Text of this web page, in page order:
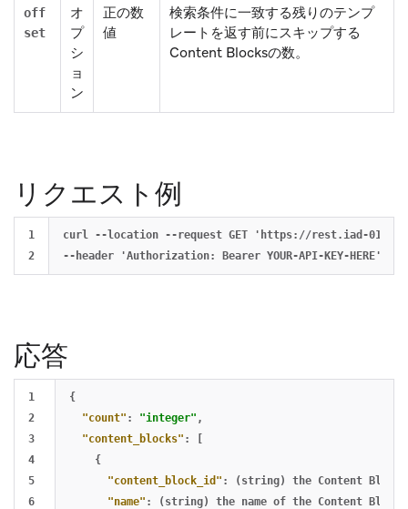
off
set
オ
プ
シ
ョ
ン
正の数
値
検索条件に一致する残りのテンプ
レートを返す前にスキップする
Content Blocksの数。
リクエスト例
1
curl --location --request GET 'https://rest.iad-
応答
1
2
3
4
5
6
{
"count" : "integer" ,
"content_blocks" :
[
{
"content_block_id" : (string) the Content Block
"name" : (string) the name of the Content Block